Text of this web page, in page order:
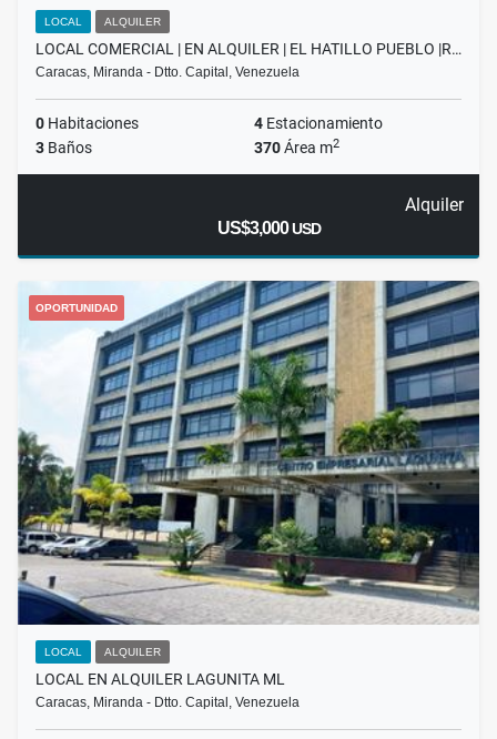
LOCAL ALQUILER
LOCAL COMERCIAL | EN ALQUILER | EL HATILLO PUEBLO |R…
Caracas, Miranda - Dtto. Capital, Venezuela
0 Habitaciones 4 Estacionamiento
3 Baños 370Área m2
Alquiler
US$3,000USD
OPORTUNIDAD
LOCAL ALQUILER
LOCAL EN ALQUILER LAGUNITA ML
Caracas, Miranda - Dtto. Capital, Venezuela